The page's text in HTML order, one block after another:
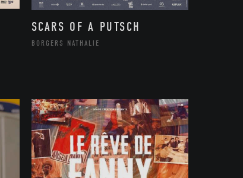
SCARS OF A PUTSCH
BORGERS NATHALIE